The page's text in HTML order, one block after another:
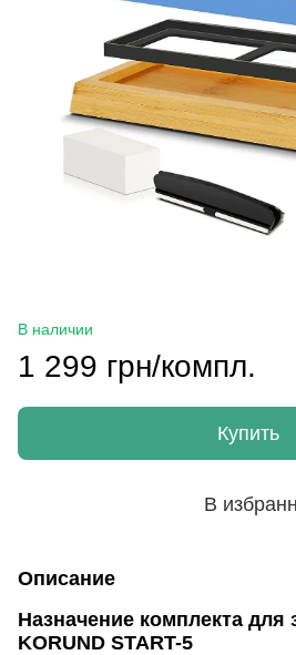
В наличии
1 299 грн/компл.
Купить
В
Описание
Назначение комплекта для
KORUND START-5